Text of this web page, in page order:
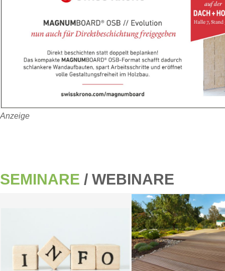
Anzeige
SEMINARE / WEBINARE